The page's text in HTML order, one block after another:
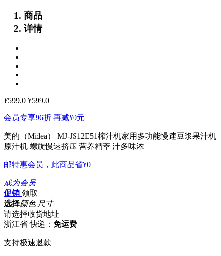
商品
详情
¥599.0 ¥599.0
会员专享96折 再减¥0元
美的（Midea） MJ-JS12E51榨汁机家用多功能慢速豆浆果汁机
原汁机 螺旋慢速挤压 营养精萃 汁多味浓
邮特惠会员，此商品省¥0
成为会员
促销 领取
选择颜色 尺寸
请选择收货地址
浙江省|快递： 免运费
支持极速退款